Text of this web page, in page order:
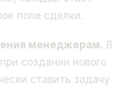
поле сделки.
менеджерам. В
создании нового
ставить задачу